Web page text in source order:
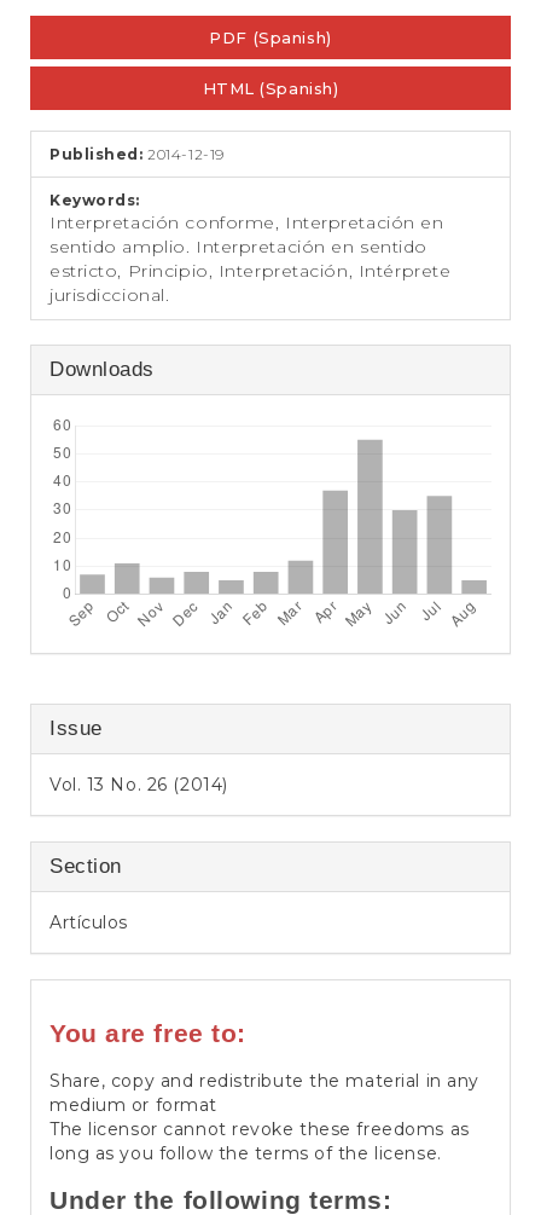
S
Article
Sidebar
PDF (Spanish)
HTML (Spanish)
Published:2014-12-19
Keywords:
Interpretación conforme, Interpretación en
sentido amplio. Interpretación en sentido
estricto, Principio, Interpretación, Intérprete
jurisdiccional.
Downloads
Issue
Vol. 13 No. 26 (2014)
Section
Artículos
You are free to:
Share, copy and redistribute the material in any
medium or format
The licensor cannot revoke these freedoms as
long as you follow the terms of the license.
Under the following terms: